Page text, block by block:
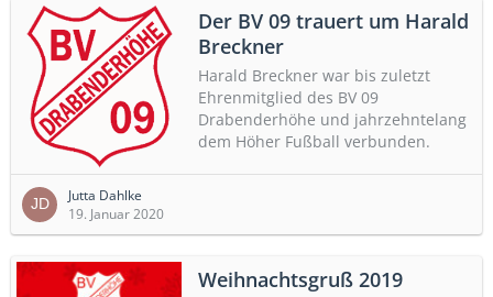
Der BV 09 trauert um Harald
Breckner
Harald Breckner war bis zuletzt
Ehrenmitglied des BV 09
Drabenderhöhe und jahrzehntelang
dem Höher Fußball verbunden.
Jutta Dahlke
19. Januar 2020
Weihnachtsgruß 2019